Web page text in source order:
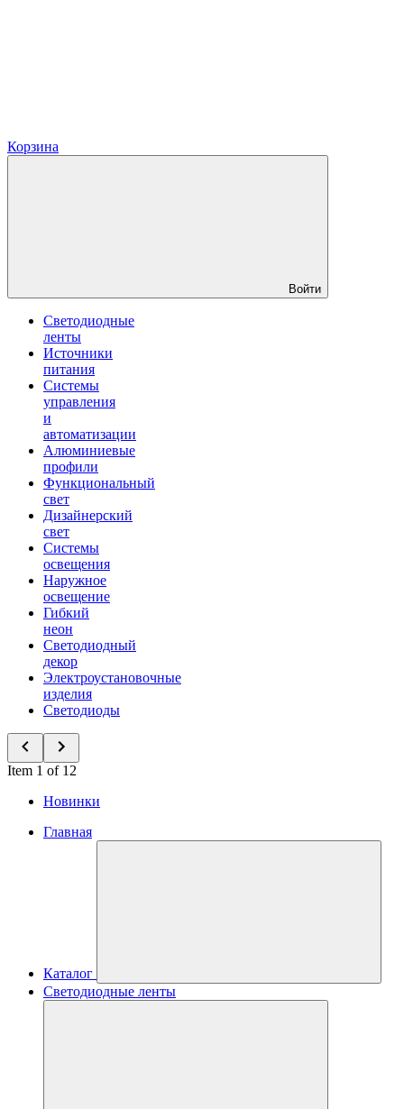
Корзина
Войти
Светодиодные
ленты
Источники
питания
Системы
управления
и
автоматизации
Алюминиевые
профили
Функциональный
свет
Дизайнерский
свет
Системы
освещения
Наружное
освещение
Гибкий
неон
Светодиодный
декор
Электроустановочные
изделия
Светодиоды
Item 1 of 12
Новинки
Главная
Каталог
Светодиодные ленты